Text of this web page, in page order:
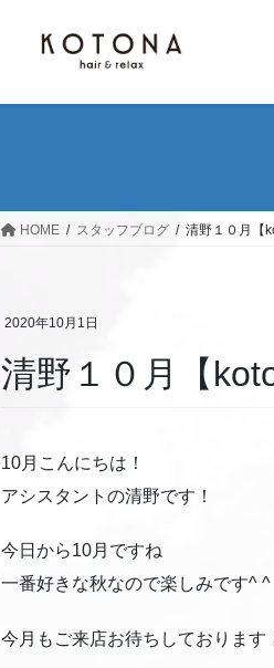
HOME スタッフブログ 清野１０月【
2020年10月1日
清野１０月【
10月こんにちは！
アシスタントの清野です！
今日から10月ですね
一番好きな秋なので楽しみです^ ^
今月もご来店お待ちしております